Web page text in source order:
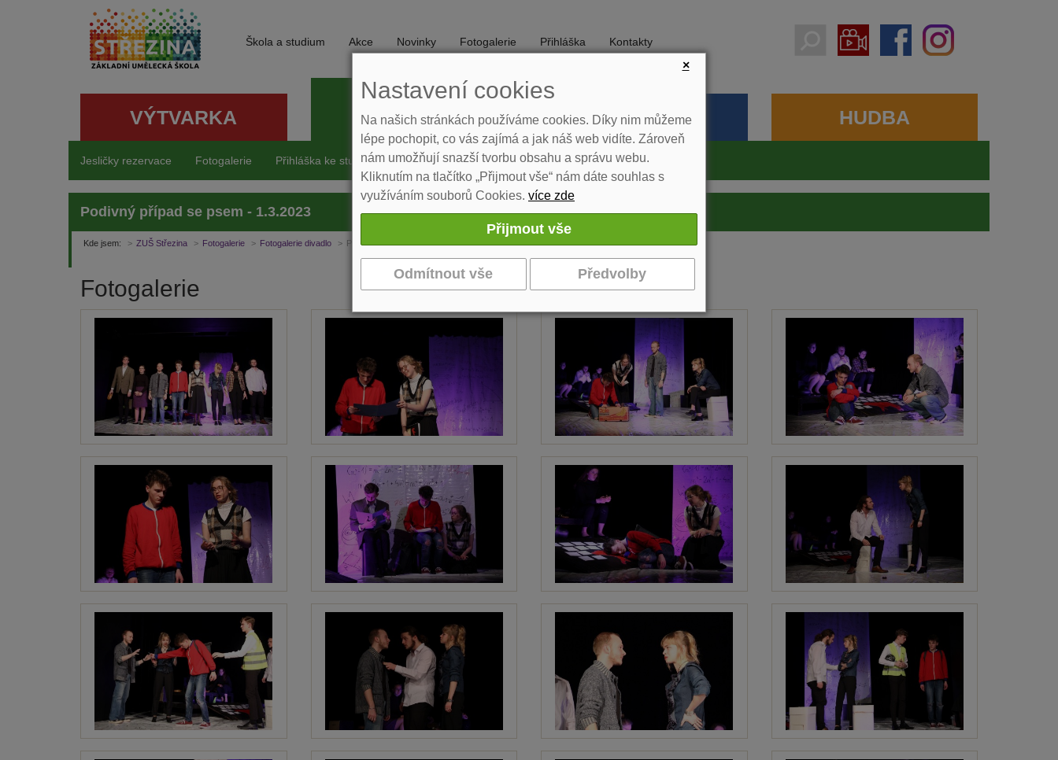
Škola a studium Akce Novinky Fotogalerie Přihláška Kontakty
VÝTVARKA
DIVADLO
Jesličky rezervace Fotogalerie Přihláška ke studiu Učitelé Akce Program Jesličky Program k tisku
TANEC HUDBA
Podivný případ se psem - 1.3.2023
Kde jsem: ZUŠ Střezina Fotogalerie Fotogalerie divadlo Podivný případ se psem - 1.3.2023
Fotogalerie
×
Nastavení cookies
Na našich stránkách používáme cookies. Díky nim můžeme
lépe pochopit, co vás zajímá a jak náš web vidíte. Zároveň
nám umožňují snazší tvorbu obsahu a správu webu.
Kliknutím na tlačítko „Přijmout vše“ nám dáte souhlas s
využíváním souborů Cookies. více zde